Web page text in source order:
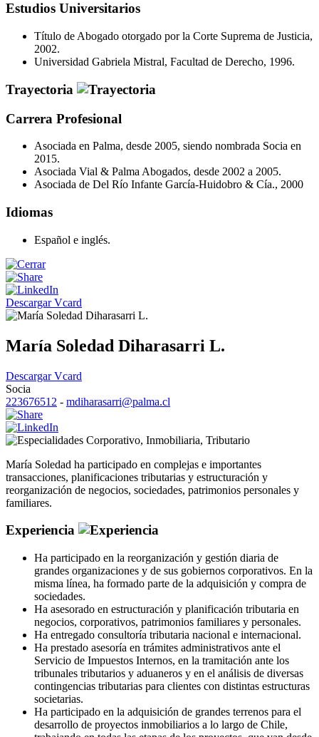
Estudios Universitarios
Título de Abogado otorgado por la Corte Suprema de Justicia,
2002.
Universidad Gabriela Mistral, Facultad de Derecho, 1996.
Trayectoria
Carrera Profesional
Asociada en Palma, desde 2005, siendo nombrada Socia en
2015.
Asociada Vial & Palma Abogados, desde 2002 a 2005.
Asociada de Del Río Infante García-Huidobro & Cía., 2000
Idiomas
Español e inglés.
Descargar Vcard
María Soledad Diharasarri L.
Descargar Vcard
Socia
223676512 - mdiharasarri@palma.cl
Corporativo, Inmobiliaria, Tributario
María Soledad ha participado en complejas e importantes
transacciones, planificaciones tributarias y estructuración y
reorganización de negocios, sociedades, patrimonios personales y
familiares.
Experiencia
Ha participado en la reorganización y gestión diaria de
grandes organizaciones y de sus gobiernos corporativos. En la
misma línea, ha formado parte de la adquisición y compra de
sociedades.
Ha asesorado en estructuración y planificación tributaria en
negocios, corporativos, patrimonios familiares y personales.
Ha entregado consultoría tributaria nacional e internacional.
Ha prestado asesoría en trámites administrativos ante el
Servicio de Impuestos Internos, en la tramitación ante los
tribunales tributarios y aduaneros y en el análisis de diversas
contingencias tributarias para clientes con distintas estructuras
societarias.
Ha participado en la adquisición de grandes terrenos para el
desarrollo de proyectos inmobiliarios a lo largo de Chile,